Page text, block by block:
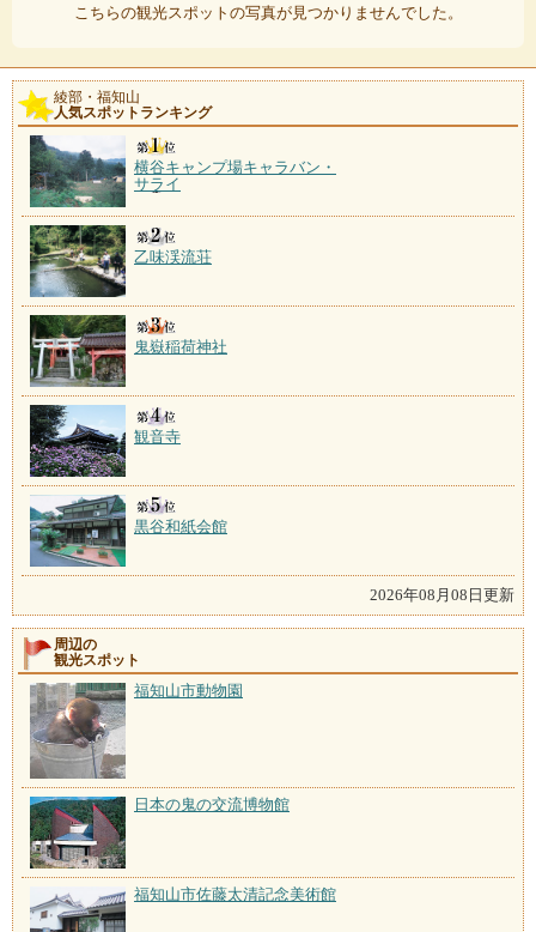
こちらの観光スポットの写真が見つかりませんでした。
綾部・福知山
人気スポットランキング
横谷キャンプ場キャラバン・
サライ
乙味渓流荘
鬼嶽稲荷神社
観音寺
黒谷和紙会館
2026年08月08日更新
周辺の
観光スポット
福知山市動物園
日本の鬼の交流博物館
福知山市佐藤太清記念美術館